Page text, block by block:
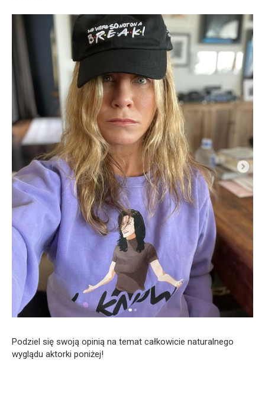
Podziel się swoją opinią na temat całkowicie naturalnego
wyglądu aktorki poniżej!